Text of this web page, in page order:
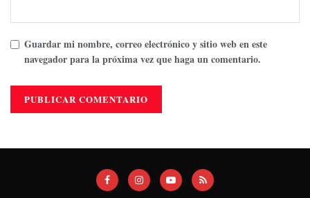
Guardar mi nombre, correo electrónico y sitio web en este
navegador para la próxima vez que haga un comentario.